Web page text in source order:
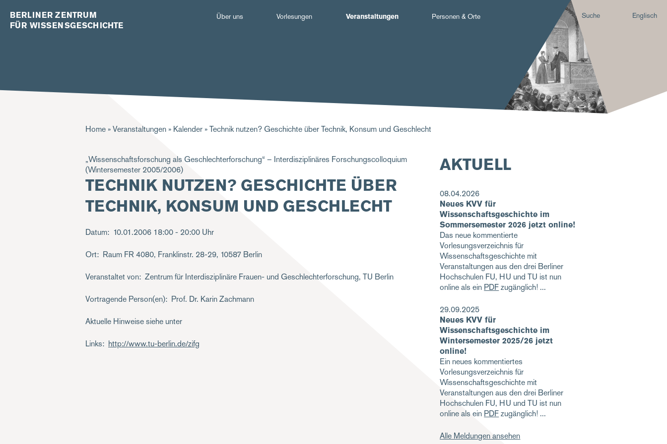
BERLINER ZENTRUM
FÜR WISSENSGESCHICHTE
Hauptnavigation
Über uns Vorlesungen Veranstaltungen Personen & Orte Suche Englisch
Pfadnavigation
Home Veranstaltungen Kalender Technik nutzen? Geschichte über Technik, Konsum und Geschlecht
„Wissenschaftsforschung als Geschlechterforschung“ – Interdisziplinäres Forschungscolloquium
(Wintersemester 2005/2006)
TECHNIK NUTZEN? GESCHICHTE ÜBER
TECHNIK, KONSUM UND GESCHLECHT
Datum 10.01.2006 18:00 - 20:00 Uhr
Ort Raum FR 4080, Franklinstr. 28-29, 10587 Berlin
Veranstaltet von Zentrum für Interdisziplinäre Frauen- und Geschlechterforschung, TU Berlin
Vortragende Person(en) Prof. Dr. Karin Zachmann
Aktuelle Hinweise siehe unter
Links http://www.tu-berlin.de/zifg
AKTUELL
08.04.2026
Neues KVV für
Wissenschaftsgeschichte im
Sommersemester 2026 jetzt online!
Das neue kommentierte
Vorlesungsverzeichnis für
Wissenschaftsgeschichte mit
Veranstaltungen aus den drei Berliner
Hochschulen FU, HU und TU ist nun
online als ein PDFzugänglich!
29.09.2025
Neues KVV für
Wissenschaftsgeschichte im
Wintersemester 2025/26 jetzt
online!
Ein neues kommentiertes
Vorlesungsverzeichnis für
Wissenschaftsgeschichte mit
Veranstaltungen aus den drei Berliner
Hochschulen FU, HU und TU ist nun
online als ein PDFzugänglich!
Alle Meldungen ansehen